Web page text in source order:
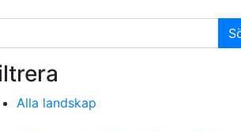
Alla landskap